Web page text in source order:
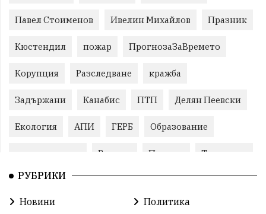
Павел Стоименов Ивелин Михайлов Празник
Кюстендил пожар ПрогнозаЗаВремето
Корупция Разследване кражба
Задържани Канабис ПТП Делян Пеевски
Екология АПИ ГЕРБ Образование
Ремонт Пожари Традиции
Култура
Бойко Борисов Методи Байкушев
РУБРИКИ
Новини
Политика